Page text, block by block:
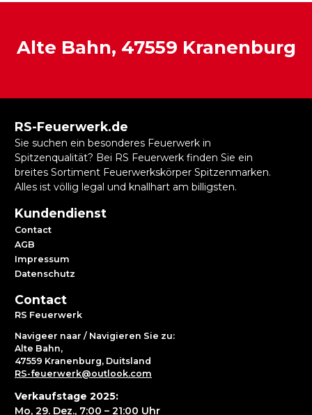
Alte Bahn, 47559 Kranenburg
RS-Feuerwerk.de
Sie suchen ein besonderes Feuerwerk in
Spitzenqualität? Bei RS Feuerwerk finden Sie ein
breites Sortiment Feuerwerkskörper Spitzenmarken.
Alles ist völlig legal und knallhart am billigsten.
Kundendienst
Contact
AGB
Impressum
Datenschutz
Contact
RS Feuerwerk
Navigeer naar / Navigieren Sie zu:
Alte Bahn,
47559 Kranenburg, Duitsland
RS-feuerwerk@outlook.com
Verkaufstage 2025:
Mo, 29. Dez., 7:00 – 21:00 Uhr